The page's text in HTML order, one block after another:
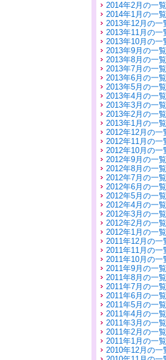
2014年2月の一覧
2014年1月の一覧
2013年12月の一
2013年11月の一
2013年10月の一
2013年9月の一覧
2013年8月の一覧
2013年7月の一覧
2013年6月の一覧
2013年5月の一覧
2013年4月の一覧
2013年3月の一覧
2013年2月の一覧
2013年1月の一覧
2012年12月の一
2012年11月の一
2012年10月の一
2012年9月の一覧
2012年8月の一覧
2012年7月の一覧
2012年6月の一覧
2012年5月の一覧
2012年4月の一覧
2012年3月の一覧
2012年2月の一覧
2012年1月の一覧
2011年12月の一
2011年11月の一
2011年10月の一
2011年9月の一覧
2011年8月の一覧
2011年7月の一覧
2011年6月の一覧
2011年5月の一覧
2011年4月の一覧
2011年3月の一覧
2011年2月の一覧
2011年1月の一覧
2010年12月の一